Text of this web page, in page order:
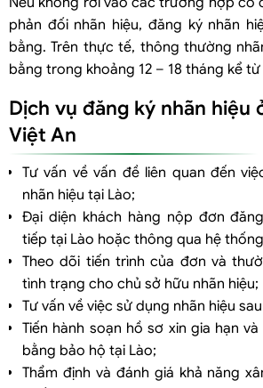
phản đối nhãn hiệu, đăng ký nhãn
bằng. Trên thực tế, thông thường
bằng trong khoảng 12 – 18 tháng kể
Dịch vụ đăng ký nhãn hiệu
Việt An
Tư vấn về vấn đề liên quan đến
nhãn hiệu tại Lào;
Đại diện khách hàng nộp đơn
tiếp tại Lào hoặc thông qua hệ
Theo dõi tiến trình của đơn và
tình trạng cho chủ sở hữu nhãn hiệu;
Tư vấn về việc sử dụng nhãn hiệu
Tiến hành soạn hồ sơ xin gia hạn
bằng bảo hộ tại Lào;
Thẩm định và đánh giá khả năng